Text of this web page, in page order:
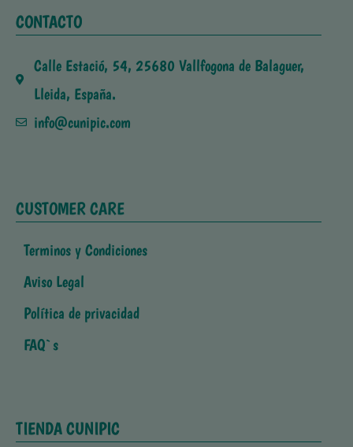
CONTACTO
Calle Estació, 54, 25680 Vallfogona de Balaguer,
Lleida, España.
info@cunipic.com
CUSTOMER CARE
Terminos y Condiciones
Aviso Legal
Política de privacidad
FAQ`s
TIENDA CUNIPIC